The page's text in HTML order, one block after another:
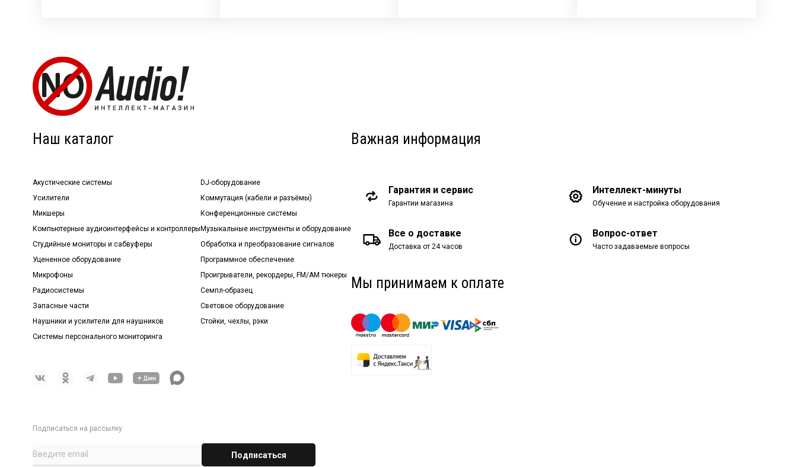
Наш каталог
Акустические системы
Усилители
Микшеры
Компьютерные аудиоинтерфейсы и контроллеры
Студийные мониторы и сабвуферы
Уцененное оборудование
Микрофоны
Радиосистемы
Запасные части
Наушники и усилители для наушников
Системы персонального мониторинга
DJ-оборудование
Коммутация (кабели и разъёмы)
Конференционные системы
Музыкальные инструменты и оборудование
Обработка и преобразование сигналов
Программное обеспечение
Проигрыватели, рекордеры, FM/AM тюнеры
Семпл-образец
Световое оборудование
Стойки, чехлы, рэки
Подписаться на рассылку
Важная информация
Гарантия и сервис
Гарантии магазина
Интеллект-минуты
Обучение и настройка оборудования
Все о доставке
Доставка от 24 часов
Вопрос-ответ
Часто задаваемые вопросы
Мы принимаем к оплате